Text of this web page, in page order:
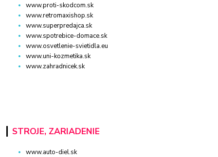
www.proti-skodcom.sk
www.retromaxishop.sk
www.superpredajca.sk
www.spotrebice-domace.sk
www.osvetlenie-svietidla.eu
www.uni-kozmetika.sk
www.zahradnicek.sk
STROJE, ZARIADENIE
www.auto-diel.sk